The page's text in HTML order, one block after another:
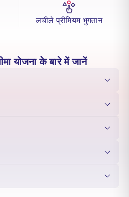
किया गया प्रत्येक प्रीमियम दोगुना लाभ देता है,
बाज़ार संभावनाओं में लगाता है और साथ ही
कवच भी स्थापित करता है. एसबीआय लाईफ -
लचीले प्रीमियम भुगतान
योजना के बारे में जानें